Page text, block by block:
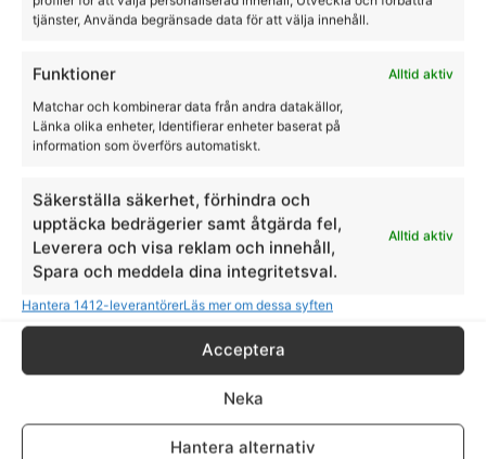
tjänster, Använda begränsade data för att välja innehåll.
Funktioner
Alltid aktiv
Matchar och kombinerar data från andra datakällor,
Länka olika enheter, Identifierar enheter baserat på
information som överförs automatiskt.
Säkerställa säkerhet, förhindra och
upptäcka bedrägerier samt åtgärda fel,
Leverera och visa reklam och innehåll,
Spara och meddela dina integritetsval.
Alltid aktiv
Hantera 1412-leverantörerLäs mer om dessa syften
Acceptera
Neka
Hantera alternativ
Classic Ladies Training Shirt
Kingsland
799,00